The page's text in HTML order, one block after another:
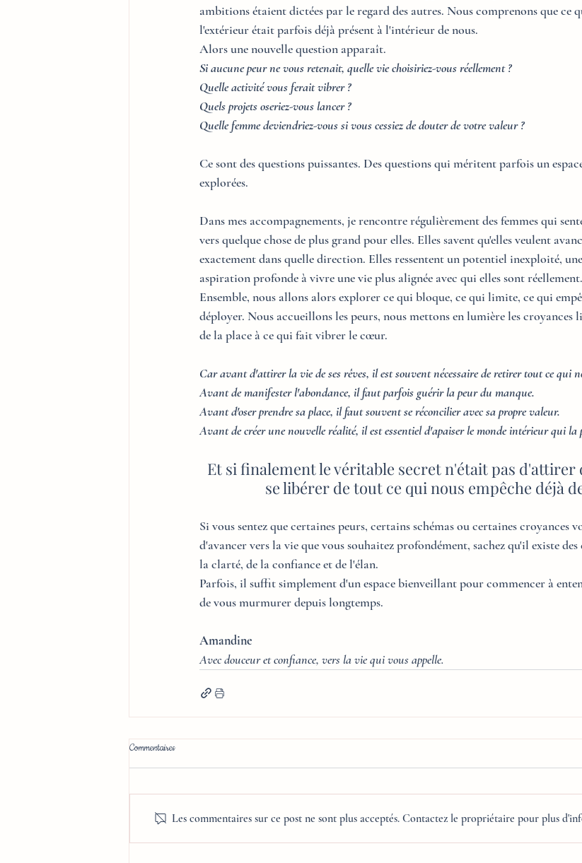
ambitions étaient dictées par le regard des autres. Nous comprenons que ce
l'extérieur était parfois déjà présent à l'intérieur de nous.
Alors une nouvelle question apparaît.
Si aucune peur ne vous retenait, quelle vie choisiriez-vous réellement ?
Quelle activité vous ferait vibrer ?
Quels projets oseriez-vous lancer ?
Quelle femme deviendriez-vous si vous cessiez de douter de votre valeur ?
Ce sont des questions puissantes. Des questions qui méritent parfois un
explorées.
Dans mes accompagnements, je rencontre régulièrement des femmes qui
vers quelque chose de plus grand pour elles. Elles savent qu'elles veulent
exactement dans quelle direction. Elles ressentent un potentiel inexploité,
aspiration profonde à vivre une vie plus alignée avec qui elles sont réellement.
Ensemble, nous allons alors explorer ce qui bloque, ce qui limite, ce qui
déployer. Nous accueillons les peurs, nous mettons en lumière les croyances
de la place à ce qui fait vibrer le cœur.
Car avant d'attirer la vie de ses rêves, il est souvent nécessaire de retirer tout ce qui
Avant de manifester l'abondance, il faut parfois guérir la peur du manque.
Avant d'oser prendre sa place, il faut souvent se réconcilier avec sa propre valeur.
Avant de créer une nouvelle réalité, il est essentiel d'apaiser le monde intérieur qui la
Et si finalement le véritable secret n'était pas d'attirer
se libérer de tout ce qui nous empêche déjà
Si vous sentez que certaines peurs, certains schémas ou certaines croyances
d'avancer vers la vie que vous souhaitez profondément, sachez qu'il existe
la clarté, de la confiance et de l'élan.
Parfois, il suffit simplement d'un espace bienveillant pour commencer à
de vous murmurer depuis longtemps.
Amandine
Avec douceur et confiance, vers la vie qui vous appelle.
Commentaires
Les commentaires sur ce post ne sont plus acceptés. Contactez le propriétaire pour plus